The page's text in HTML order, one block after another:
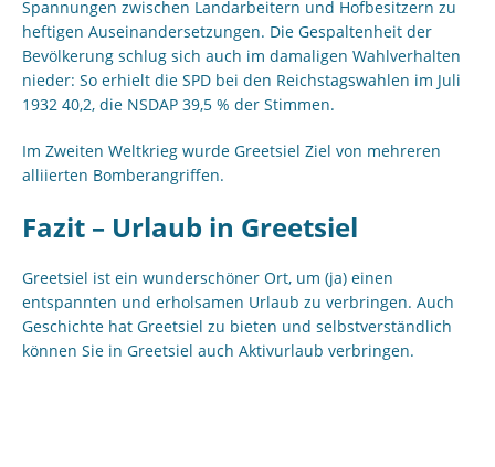
Spannungen zwischen Landarbeitern und Hofbesitzern zu
heftigen Auseinandersetzungen. Die Gespaltenheit der
Bevölkerung schlug sich auch im damaligen Wahlverhalten
nieder: So erhielt die SPD bei den Reichstagswahlen im Juli
1932 40,2, die NSDAP 39,5 % der Stimmen.
Im Zweiten Weltkrieg wurde Greetsiel Ziel von mehreren
alliierten Bomberangriffen.
Fazit – Urlaub in Greetsiel
Greetsiel ist ein wunderschöner Ort, um (ja) einen
entspannten und erholsamen Urlaub zu verbringen. Auch
Geschichte hat Greetsiel zu bieten und selbstverständlich
können Sie in Greetsiel auch Aktivurlaub verbringen.